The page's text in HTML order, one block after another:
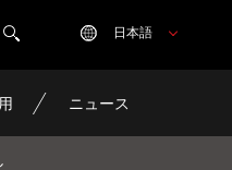
日本語
ニュース